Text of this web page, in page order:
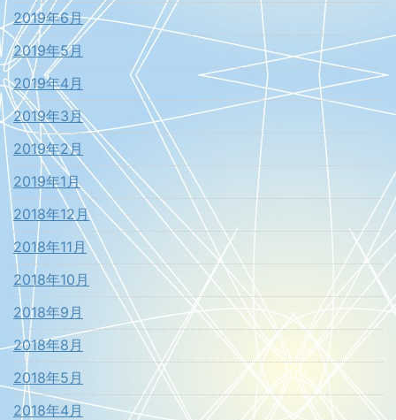
2019年6月
2019年5月
2019年4月
2019年3月
2019年2月
2019年1月
2018年12月
2018年11月
2018年10月
2018年9月
2018年8月
2018年5月
2018年4月